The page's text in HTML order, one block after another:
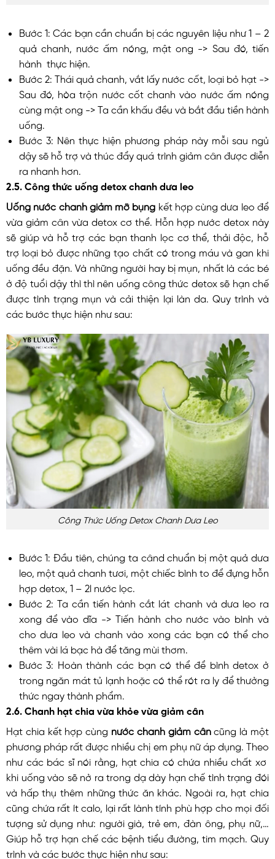
Bước 1: Các bạn cần chuẩn bị các nguyên liệu như 1 – 2
quả chanh, nước ấm nóng, mật ong -> Sau đó, tiến
hành thực hiện.
Bước 2: Thái quả chanh, vắt lấy nước cốt, loại bỏ hạt ->
Sau đó, hòa trộn nước cốt chanh vào nước ấm nóng
cùng mật ong -> Ta cần khấu đều và bắt đầu tiền hành
uống.
Bước 3: Nên thực hiện phương pháp này mỗi sau ngủ
dậy sẽ hỗ trợ và thúc đẩy quá trình giảm cân được diễn
ra nhanh hơn.
2.5. Công thức uống detox chanh dưa leo
Uống nước chanh giảm mỡ bụng kết hợp cùng dưa leo để
vừa giảm cân vừa detox cơ thể. Hỗn hợp nước detox này
sẽ giúp và hỗ trợ các bạn thanh lọc cơ thể, thải độc, hỗ
trợ loại bỏ được những tạo chất có trong máu và gan khi
uống đều đặn. Và những người hay bị mụn, nhất là các bé
ở độ tuổi dậy thì thì nên uống công thức detox sẽ hạn chế
được tình trạng mụn và cải thiện lại làn da. Quy trình và
các bước thực hiện như sau:
Công Thức Uống Detox Chanh Dưa Leo
Bước 1: Đầu tiên, chúng ta când chuẩn bị một quả dưa
leo, một quả chanh tươi, một chiếc bình to để đựng hỗn
hợp detox, 1 – 2l nước lọc.
Bước 2: Ta cần tiến hành cắt lát chanh và dưa leo ra
xong để vào dĩa -> Tiến hành cho nước vào bình và
cho dưa leo và chanh vào xong các bạn có thể cho
thêm vài lá bạc hà để tăng mùi thơm.
Bước 3: Hoàn thành các bạn có thể để bình detox ở
trong ngăn mát tủ lạnh hoặc có thể rót ra ly để thưởng
thức ngay thành phẩm.
2.6. Chanh hạt chia vừa khỏe vừa giảm cân
Hạt chia kết hợp cùng nước chanh giảm câncũng là một
phương pháp rất được nhiều chị em phụ nữ áp dụng. Theo
như các bác sĩ nói rằng, hạt chia có chứa nhiều chất xơ
khi uống vào sẽ nở ra trong dạ dày hạn chế tình trạng đói
và hấp thụ thêm những thức ăn khác. Ngoài ra, hạt chia
cũng chứa rất ít calo, lại rất lành tính phù hợp cho mọi đối
tượng sử dụng như: người già, trẻ em, đàn ông, phụ nữ,…
Giúp hỗ trợ hạn chế các bệnh tiểu đường, tim mạch. Quy
trình và các bước thực hiện như sau: